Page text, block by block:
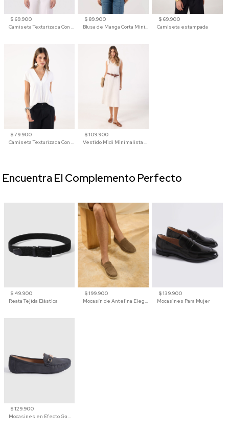
$ 69.900
Camiseta Texturizada Con Hombro Caído Para Mujer
$ 89.900
Blusa de Manga Corta Minimalista para Mujer
$ 69.900
Camiseta estampada
$ 79.900
Camiseta Texturizada Con Cuello En V Para Mujer
$ 109.900
Vestido Midi Minimalista De Silueta Amplia
$ 49.900
Reata Tejida Elástica
$ 199.900
Mocasín de Antelina Elegante con Suela de Contraste Para Hombre
$ 139.900
Mocasines Para Mujer
$ 129.900
Mocasines en Efecto Gamuzado Para Mujer
Encuentra El Complemento Perfecto